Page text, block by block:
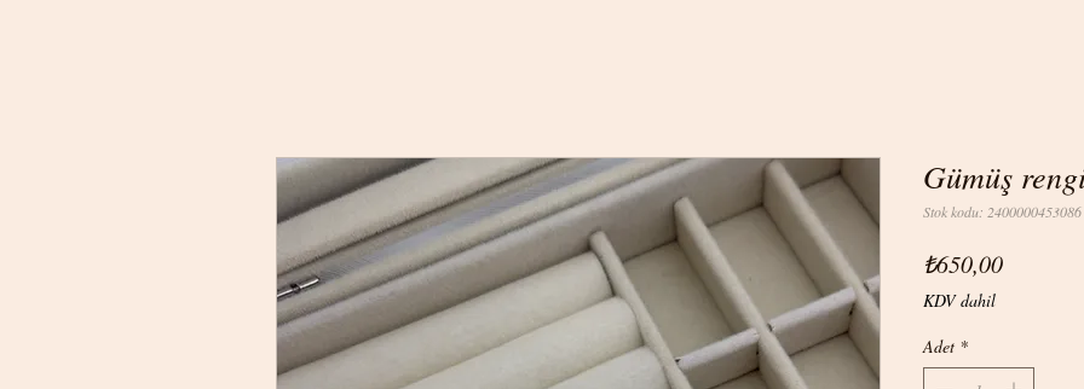
Gümüş
Stok kodu: 2400000453086
₺650,00Fiyat
KDV dahil
Adet *